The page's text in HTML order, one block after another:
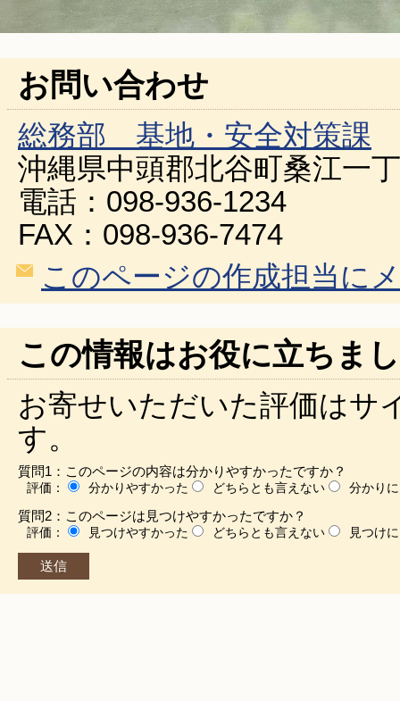
お問い合わせ
総務部 基地・安全対策課
沖縄県中頭郡北谷町桑江一
電話：098-936-1234
FAX：098-936-7474
このページの作成担当に
この情報はお役に立ちま
お寄せいただいた評価はサ
す。
質問1：このページの内容は分かりやすかったですか？
評価： 分かりやすかった どちらとも言えない 分かり
質問2：このページは見つけやすかったですか？
評価： 見つけやすかった どちらとも言えない 見つけ